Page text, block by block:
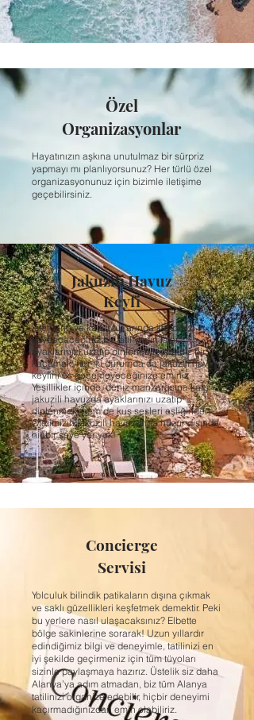
Özel
Organizasyonlar
Hayatınızın aşkına unutulmaz bir sürpriz
yapmayı mı planlıyorsunuz? Her türlü özel
organizasyonunuz için bizimle iletişime
geçebilirsiniz.
Jakuzili Havuz
Keyfi
İster tarih ve kültür turlarında kendinizi
kaybedeceğiniz bir tatil yapın ister
ayaklarınızı uzatıp dinlenebileceğiniz bir
kaçamak; her iki durumda da jakuzili havuz
keyfini es geçemeyeceğinize eminiz.
Yeşillikler içinde, deniz manzarasına karşı
jakuzili havuzda ayaklarınızı uzatıp
dinlenmek; hem de kuş sesleri eşliğinde…
Otelimizin jakuzili havuzunda huzur dışında
hiçbir şeye yer yok!
Concierge
Servisi
Yolculuk bilindik patikaların dışına çıkmak
ve saklı güzellikleri keşfetmek demektir. Peki
bu yerlere nasıl ulaşacaksınız? Elbette
bölge sakinlerine sorarak! Uzun yıllardır
edindiğimiz bilgi ve deneyimle, tatilinizi en
iyi şekilde geçirmeniz için tüm tüyoları
sizinle paylaşmaya hazırız. Üstelik siz daha
Alanya’ya adım atmadan, biz tüm Alanya
tatilinizi organize edebilir, hiçbir deneyimi
kaçırmadığınızdan emin olabiliriz.